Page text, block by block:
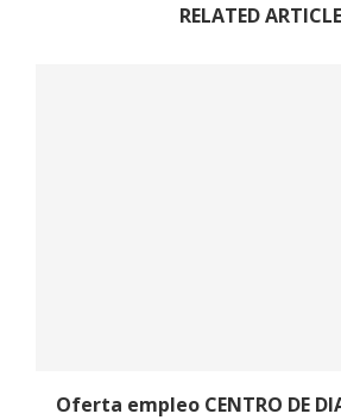
RELATED
Oferta empleo CENTRO DE